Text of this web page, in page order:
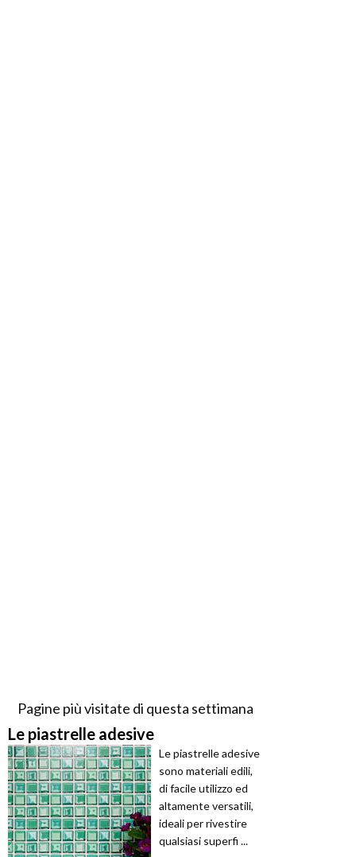
Pagine più visitate di questa settimana
Le piastrelle adesive
Le piastrelle adesive
sono materiali edili,
di facile utilizzo ed
altamente versatili,
ideali per rivestire
qualsiasi superfi ...